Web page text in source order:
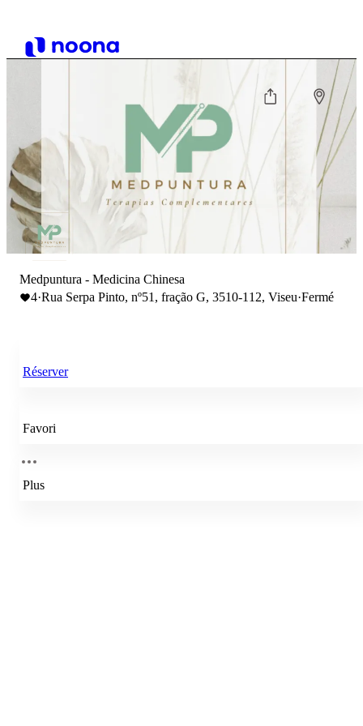
Medpuntura - Medicina Chinesa
4·Rua Serpa Pinto, nº51, fração G, 3510-112, Viseu·Fermé
Réserver
Favori
Plus